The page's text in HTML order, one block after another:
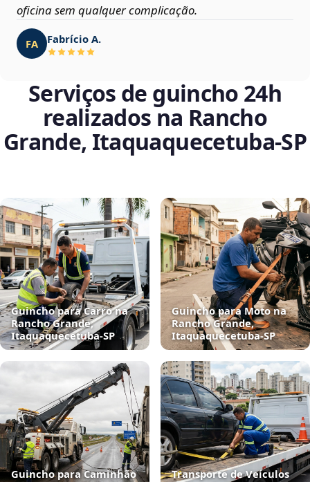
oficina sem qualquer complicação.
FA Fabrício A.
Serviços de guincho 24h
realizados na Rancho
Grande, Itaquaquecetuba‑SP
Guincho para Carro na
Rancho Grande,
Itaquaquecetuba‑SP
Guincho para Moto na
Rancho Grande,
Itaquaquecetuba‑SP
Guincho para Caminhão
Transporte de Veículos